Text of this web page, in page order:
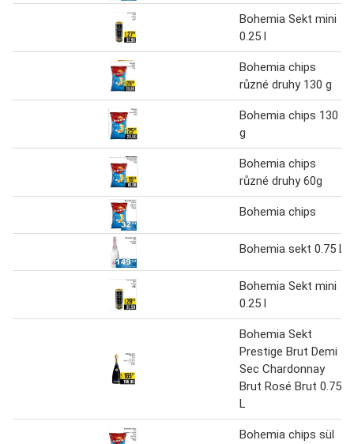
Bohemia Sekt mini
0.25 l
Bohemia chips
různé druhy 130 g
Bohemia chips 130
g
Bohemia chips
různé druhy 60g
Bohemia chips
Bohemia sekt 0.75 L
Bohemia Sekt mini
0.25 l
Bohemia Sekt
Prestige Brut Demi
Sec Chardonnay
Brut Rosé Brut 0.75
L
Bohemia chips sül